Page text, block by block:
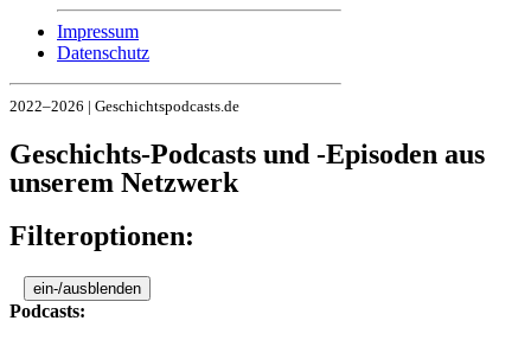
Impressum
Datenschutz
2022–2026 | Geschichtspodcasts.de
Geschichts-Podcasts und -Episoden aus
unserem Netzwerk
Filteroptionen:
ein-/ausblenden
Podcasts: